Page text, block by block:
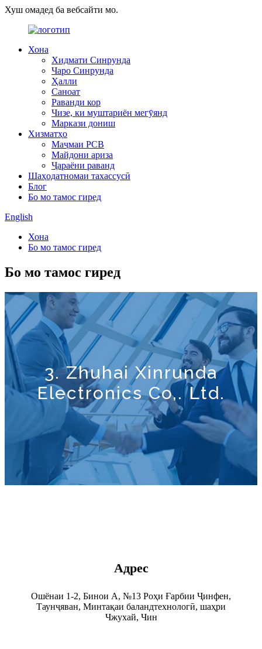
Хуш омадед ба вебсайти мо.
Хона
Хидмати Синрунда
Чаро Синрунда
Ҳалли
Саноат
Раванди кор
Чизе, ки муштариён мегӯянд
Маркази дониш
Хизматҳо
Маҷмаи PCB
Майдони ариза
Ҷараёни раванд
Шаҳодатномаи тахассусӣ
Блог
Бо мо тамос гиред
English
Хона
Бо мо тамос гиред
Бо мо тамос гиред
3. Zhuhai Xinrunda
Electronics Co,. Ltd.
Адрес
Ошёнаи 1-2, Бинои А, №13 Роҳи Ғарбии Ҷинфен,
Таунҷяван, Минтақаи баландтехнологӣ, шаҳри
Чжухай, Чин